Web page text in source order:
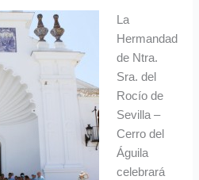
La
Hermandad
de Ntra.
Sra. del
Rocío de
Sevilla –
Cerro del
Águila
celebrará